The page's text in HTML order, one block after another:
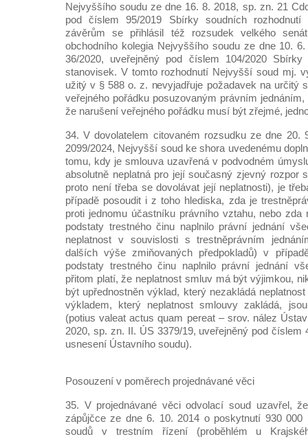
Nejvyššího soudu ze dne 16. 8. 2018, sp. zn. 21
pod číslem 95/2019 Sbírky soudních
závěrům se přihlásil též rozsudek velkého
obchodního kolegia Nejvyššího soudu ze dne 10.
36/2020, uveřejněný pod číslem 104/2020
stanovisek. V tomto rozhodnutí Nejvyšší soud mj.
užitý v § 588 o. z. nevyjadřuje požadavek na určitý
veřejného pořádku posuzovaným právním
že narušení veřejného pořádku musí být zřejmé,
34. V dovolatelem citovaném rozsudku ze dne 20.
2099/2024, Nejvyšší soud ke shora uvedenému
tomu, kdy je smlouva uzavřená v podvodném
absolutně neplatná pro její současný zjevný rozpor
proto není třeba se dovolávat její neplatnosti), je
případě posoudit i z toho hlediska, zda je
proti jednomu účastníku právního vztahu, nebo
podstaty trestného činu naplnilo právní jednání
neplatnost v souvislosti s trestněprávním
dalších výše zmiňovaných předpokladů) v
podstaty trestného činu naplnilo právní jednání
přitom platí, že neplatnost smluv má být výjimkou,
být upřednostněn výklad, který nezakládá
výkladem, který neplatnost smlouvy zakládá,
(potius valeat actus quam pereat – srov. nález
2020, sp. zn. II. ÚS 3379/19, uveřejněný pod číslem
usnesení Ústavního soudu).
Posouzení v poměrech projednávané věci
35. V projednávané věci odvolací soud uzavřel,
zápůjčce ze dne 6. 10. 2014 o poskytnutí 930
soudů v trestním řízení (proběhlém u